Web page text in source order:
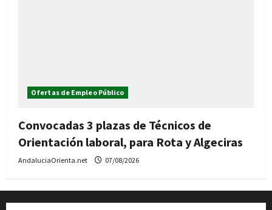
Ofertas de Empleo Público
Convocadas 3 plazas de Técnicos de
Orientación laboral, para Rota y Algeciras
AndaluciaOrienta.net 07/08/2026